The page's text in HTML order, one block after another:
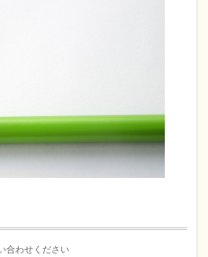
合わせください